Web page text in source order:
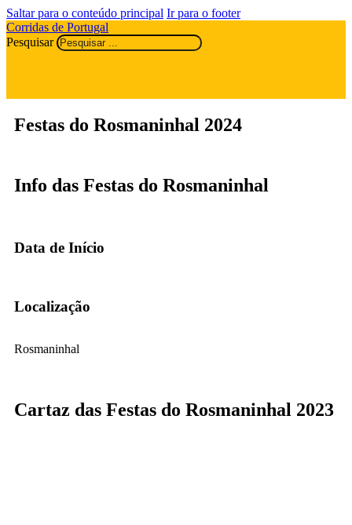
Saltar para o conteúdo principal Ir para o footer
Corridas de Portugal
Pesquisar
Festas do Rosmaninhal 2024
Info das Festas do Rosmaninhal
Data de Início
Localização
Rosmaninhal
Cartaz das Festas do Rosmaninhal 2023